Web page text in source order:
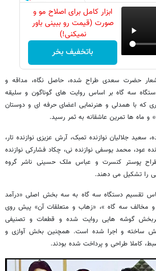
ابزار کامل برای اصلاح مو و
صورت (قیمت رو ببینی باور
نمیکنی!)
باتخفیف بخر
حضرت سعدی طراح شده، حاصل نگاه، مداقه و
سه گاه بر اساس روایت های گوناگون و سلیقه
که با همدلی و هنرنمایی اعضای حرفه ای و دوستان
و ماه ها تمرین عاشقانه به ثمر رسید.
سعید جلالیان نوازنده تمبک، آرش عزیزی نوازنده تار،
عود، محمد یوسفی نوازنده نی، چکاد فشارکی نوازنده
پوستر کنسرت و عباس ملک حسینی ناشر گروه
را تشکیل می دهند.
تقسیم دستگاه سه گاه به سه بخش اصلی «درآمد
و مخالف سه گاه »، «زهاب و متعلقات آن» پیش روی
گوشه هایی روایت شده و قطعات و تصنیفی
ساخته و اجرا شده است. همچنین بخش آوازی و
کاملا طراحی و پرداخت شده بودند.